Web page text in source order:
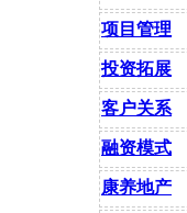
项目管理
投资拓展
客户关系
融资模式
康养地产